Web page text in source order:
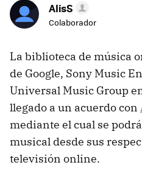
AlisS
Colaborador
La biblioteca de música
de Google, Sony Music
Universal Music Group
llegado a un acuerdo con
mediante el cual se
musical desde sus
televisión online.